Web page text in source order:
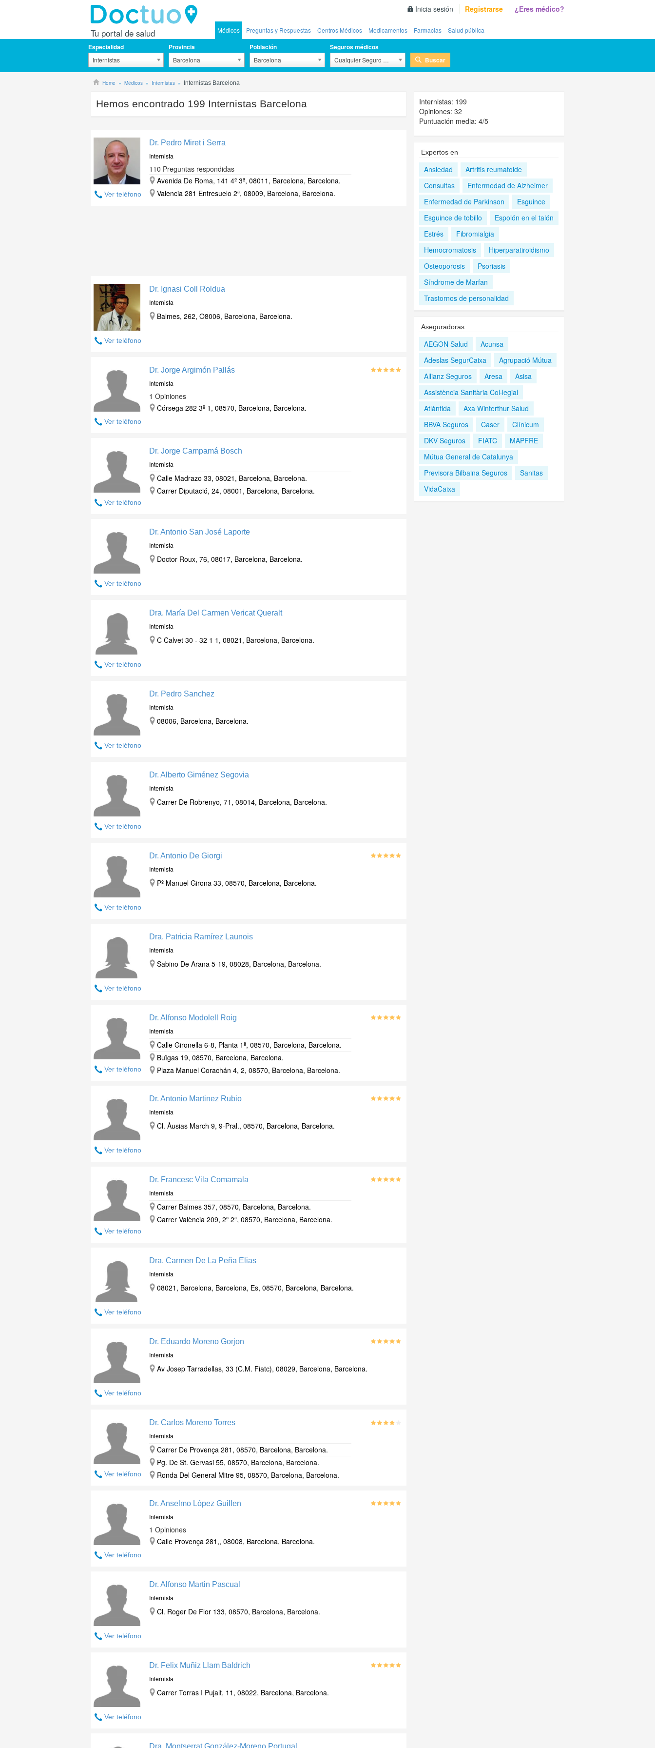
Tu portal de salud
Inicia sesión Registrarse ¿Eres médico?
Médicos Preguntas y Respuestas Centros Médicos Medicamentos Farmacias Salud pública
Especialidad
Internistas
Provincia
Barcelona
Población
Barcelona
Seguros médicos
Cualquier Seguro Médico Buscar
Home Médicos Internistas Internistas Barcelona
Hemos encontrado 199 Internistas Barcelona
Ver teléfono
Dr. Pedro Miret i Serra
Internista
110 Preguntas respondidas
Avenida De Roma, 141 4º 3ª, 08011, Barcelona, Barcelona.
Valencia 281 Entresuelo 2ª, 08009, Barcelona, Barcelona.
Ver teléfono
Dr. Ignasi Coll Roldua
Internista
Balmes, 262, O8006, Barcelona, Barcelona.
Ver teléfono
Dr. Jorge Argimón Pallás
Internista
1 Opiniones
Córsega 282 3º 1, 08570, Barcelona, Barcelona.
Ver teléfono
Dr. Jorge Campamá Bosch
Internista
Calle Madrazo 33, 08021, Barcelona, Barcelona.
Carrer Diputació, 24, 08001, Barcelona, Barcelona.
Ver teléfono
Dr. Antonio San José Laporte
Internista
Doctor Roux, 76, 08017, Barcelona, Barcelona.
Ver teléfono
Dra. María Del Carmen Vericat Queralt
Internista
C Calvet 30 - 32 1 1, 08021, Barcelona, Barcelona.
Ver teléfono
Dr. Pedro Sanchez
Internista
08006, Barcelona, Barcelona.
Ver teléfono
Dr. Alberto Giménez Segovia
Internista
Carrer De Robrenyo, 71, 08014, Barcelona, Barcelona.
Ver teléfono
Dr. Antonio De Giorgi
Internista
Pº Manuel Girona 33, 08570, Barcelona, Barcelona.
Ver teléfono
Dra. Patricia Ramírez Launois
Internista
Sabino De Arana 5-19, 08028, Barcelona, Barcelona.
Ver teléfono
Dr. Alfonso Modolell Roig
Internista
Calle Gironella 6-8, Planta 1ª, 08570, Barcelona, Barcelona.
Buïgas 19, 08570, Barcelona, Barcelona.
Plaza Manuel Corachán 4, 2, 08570, Barcelona, Barcelona.
Ver teléfono
Dr. Antonio Martinez Rubio
Internista
Cl. Àusias March 9, 9-Pral., 08570, Barcelona, Barcelona.
Ver teléfono
Dr. Francesc Vila Comamala
Internista
Carrer Balmes 357, 08570, Barcelona, Barcelona.
Carrer València 209, 2º 2ª, 08570, Barcelona, Barcelona.
Ver teléfono
Dra. Carmen De La Peña Elias
Internista
08021, Barcelona, Barcelona, Es, 08570, Barcelona, Barcelona.
Ver teléfono
Dr. Eduardo Moreno Gorjon
Internista
Av Josep Tarradellas, 33 (C.M. Fiatc), 08029, Barcelona, Barcelona.
Ver teléfono
Dr. Carlos Moreno Torres
Internista
Carrer De Provença 281, 08570, Barcelona, Barcelona.
Pg. De St. Gervasi 55, 08570, Barcelona, Barcelona.
Ronda Del General Mitre 95, 08570, Barcelona, Barcelona.
Ver teléfono
Dr. Anselmo López Guillen
Internista
1 Opiniones
Calle Provença 281,, 08008, Barcelona, Barcelona.
Ver teléfono
Dr. Alfonso Martin Pascual
Internista
Cl. Roger De Flor 133, 08570, Barcelona, Barcelona.
Ver teléfono
Dr. Felix Muñiz Llam Baldrich
Internista
Carrer Torras I Pujalt, 11, 08022, Barcelona, Barcelona.
Dra. Montserrat González-Moreno Portugal
Internistas: 199
Opiniones: 32
Puntuación media: 4/5
Expertos en
Ansiedad
Artritis reumatoide
Consultas
Enfermedad de Alzheimer
Enfermedad de Parkinson
Esguince
Esguince de tobillo
Espolón en el talón
Estrés
Fibromialgia
Hemocromatosis
Hiperparatiroidismo
Osteoporosis
Psoriasis
Síndrome de Marfan
Trastornos de personalidad
Aseguradoras
AEGON Salud
Acunsa
Adeslas SegurCaixa
Agrupació Mútua
Allianz Seguros
Aresa
Asisa
Assistència Sanitària Col·legial
Atlàntida
Axa Winterthur Salud
BBVA Seguros
Caser
Clínicum
DKV Seguros
FIATC
MAPFRE
Mútua General de Catalunya
Previsora Bilbaina Seguros
Sanitas
VidaCaixa